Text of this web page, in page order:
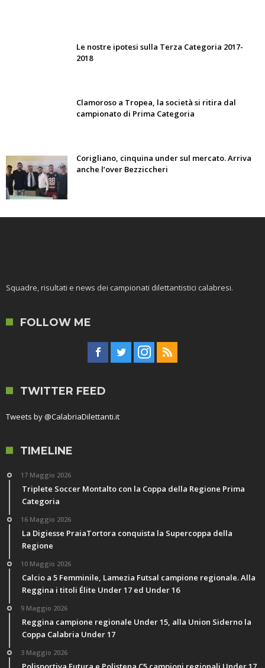
Le nostre ipotesi sulla Terza Categoria 2017-
2018
Clamoroso a Tropea, la società si ritira dal
campionato di Prima Categoria
Corigliano, cinquina under sul mercato. Arriva
anche l’over Bezziccheri
Squadre, risultati e news dei campionati dilettantistici calabresi.
FOLLOW ME
TWITTER FEED
Tweets by @CalabriaDilettanti.it
TIMELINE
17 Maggio 2026
Triplete Soccer Montalto con la Coppa della Regione Prima
Categoria
16 Maggio 2026
La Digiesse PraiaTortora conquista la Supercoppa della
Regione
10 Maggio 2026
Calcio a 5 Femminile, Lamezia Futsal campione regionale. Alla
Reggina i titoli Élite Under 17 ed Under 16
9 Maggio 2026
Reggina campione regionale Under 15, alla Union Siderno la
Coppa Calabria Under 17
3 Maggio 2026